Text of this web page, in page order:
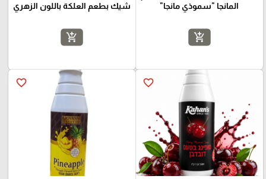
المانجا "سموذي مانجا"
add_shopping_cart
شيك بطعم العلكة باللون الزهري
add_shopping_cart
favorite_border
favorite_border